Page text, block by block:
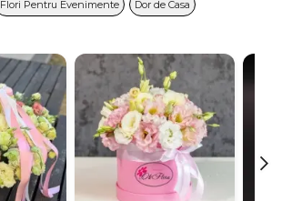
Flori Pentru Evenimente Dor de Casa